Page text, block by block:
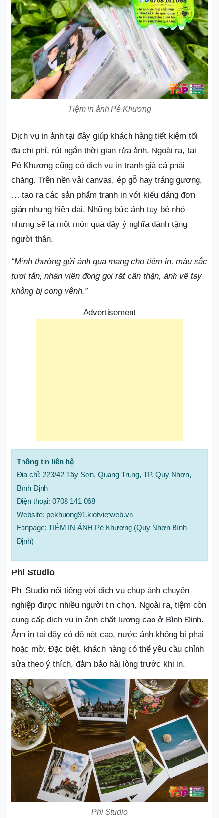
Tiệm in ảnh Pé Khương
Dịch vụ in ảnh tại đây giúp khách hàng tiết kiệm tối
đa chi phí, rút ngắn thời gian rửa ảnh. Ngoài ra, tại
Pé Khương cũng có dịch vụ in tranh giá cả phải
chăng. Trên nền vải canvas, ép gỗ hay tráng gương,
… tạo ra các sản phẩm tranh in với kiểu dáng đơn
giản nhưng hiện đại. Những bức ảnh tuy bé nhỏ
nhưng sẽ là một món quà đầy ý nghĩa dành tặng
người thân.
“Mình thường gửi ảnh qua mạng cho tiệm in, màu sắc
tươi tắn, nhân viên đóng gói rất cẩn thận, ảnh về tay
không bị cong vênh.”
Advertisement
Thông tin liên hệ
Địa chỉ: 223/42 Tây Sơn, Quang Trung, TP. Quy Nhơn,
Bình Định
Điện thoại: 0708 141 068
Website: pekhuong91.kiotvietweb.vn
Fanpage: TIỆM IN ẢNH Pé Khương (Quy Nhơn Bình
Định)
Phi Studio
Phi Studio nổi tiếng với dịch vụ chụp ảnh chuyên
nghiệp được nhiều người tin chọn. Ngoài ra, tiệm còn
cung cấp dịch vụ in ảnh chất lượng cao ở Bình Định.
Ảnh in tại đây có độ nét cao, nước ảnh không bị phai
hoặc mờ. Đặc biệt, khách hàng có thể yêu cầu chỉnh
sửa theo ý thích, đảm bảo hài lòng trước khi in.
Phi Studio